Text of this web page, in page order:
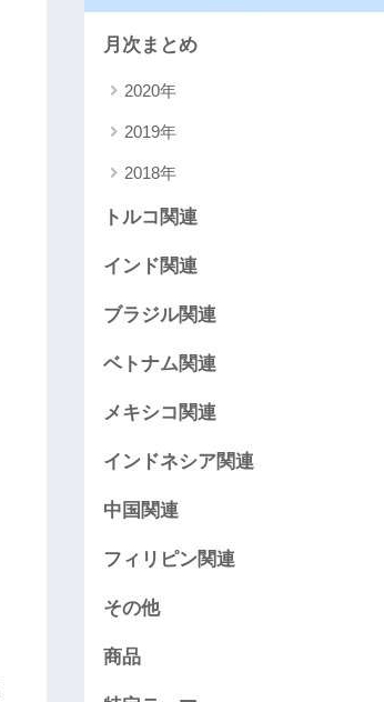
月次まとめ
2020年
2019年
2018年
トルコ関連
インド関連
ブラジル関連
ベトナム関連
メキシコ関連
インドネシア関連
中国関連
フィリピン関連
その他
商品